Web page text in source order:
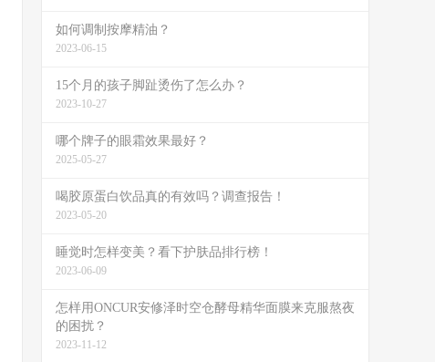
如何调制按摩精油？
2023-06-15
15个月的孩子脚趾烫伤了怎么办？
2023-10-27
哪个牌子的眼霜效果最好？
2025-05-27
喝胶原蛋白饮品真的有效吗？调查报告！
2023-05-20
睡觉时怎样变美？看下护肤品排行榜！
2023-06-09
怎样用ONCUR安修泽时空仓酵母精华面膜来克服熬夜
的困扰？
2023-11-12